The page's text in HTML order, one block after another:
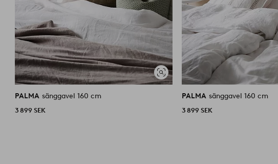
Visa
liknande
PALMA sänggavel 160 cm
3 899 SEK
PALMA sänggavel 160 cm
3 899 SEK